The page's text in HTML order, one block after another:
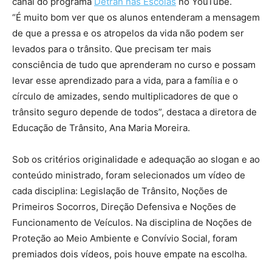
“É muito bom ver que os alunos entenderam a mensagem
de que a pressa e os atropelos da vida não podem ser
levados para o trânsito. Que precisam ter mais
consciência de tudo que aprenderam no curso e possam
levar esse aprendizado para a vida, para a família e o
círculo de amizades, sendo multiplicadores de que o
trânsito seguro depende de todos”, destaca a diretora de
Educação de Trânsito, Ana Maria Moreira.
Sob os critérios originalidade e adequação ao slogan e ao
conteúdo ministrado, foram selecionados um vídeo de
cada disciplina: Legislação de Trânsito, Noções de
Primeiros Socorros, Direção Defensiva e Noções de
Funcionamento de Veículos. Na disciplina de Noções de
Proteção ao Meio Ambiente e Convívio Social, foram
premiados dois vídeos, pois houve empate na escolha.